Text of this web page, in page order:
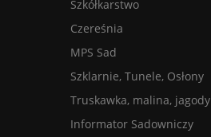
Szkółkarstwo
Czereśnia
MPS Sad
Szklarnie, Tunele, Osłony
Truskawka, malina, jagody
Informator Sadowniczy